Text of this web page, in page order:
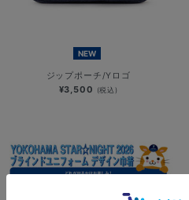
NEW
ジップポーチ/Yロゴ
¥3,500 (税込)